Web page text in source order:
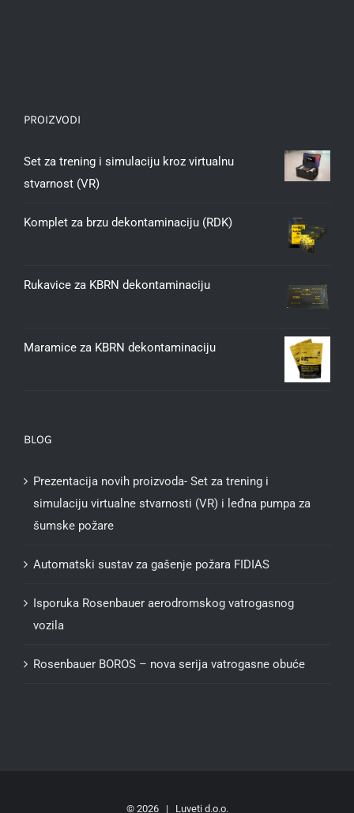
PROIZVODI
Set za trening i simulaciju kroz virtualnu
stvarnost (VR)
Komplet za brzu dekontaminaciju (RDK)
Rukavice za KBRN dekontaminaciju
Maramice za KBRN dekontaminaciju
BLOG
Prezentacija novih proizvoda- Set za trening i
simulaciju virtualne stvarnosti (VR) i leđna pumpa za
šumske požare
Automatski sustav za gašenje požara FIDIAS
Isporuka Rosenbauer aerodromskog vatrogasnog
vozila
Rosenbauer BOROS – nova serija vatrogasne obuće
© 2026 | Luveti d.o.o.